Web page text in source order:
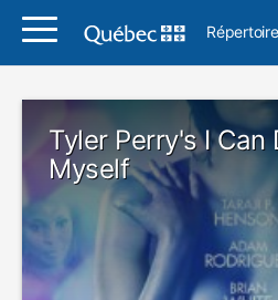
Tyler Perry's I Can
Myself